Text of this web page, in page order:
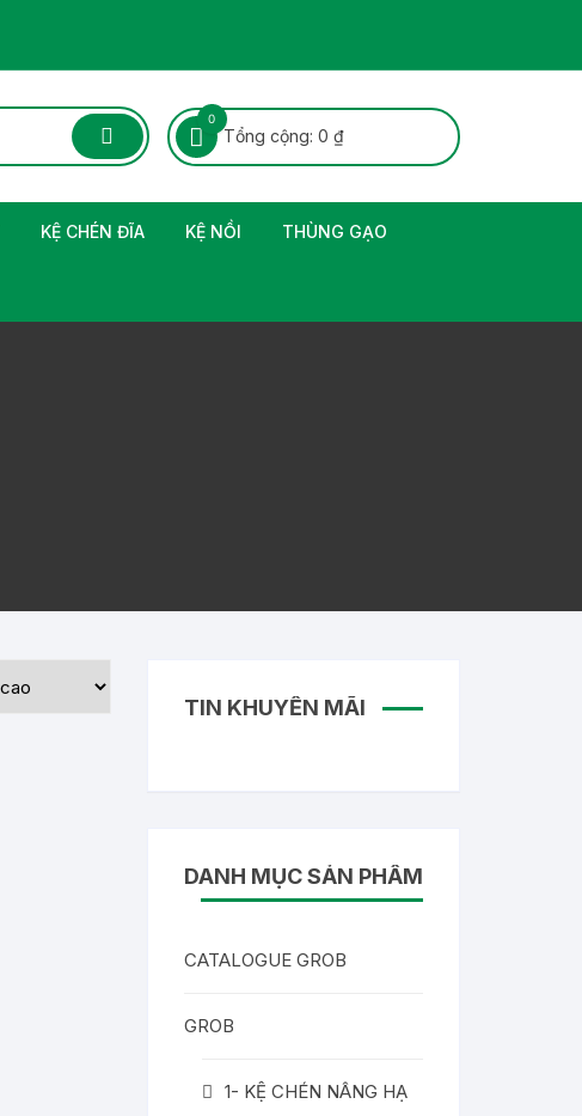
0
Tổng cộng: 0 ₫
KỆ CHÉN ĐĨA KỆ NỒI THÙNG GẠO
TIN KHUYẾN MÃI
DANH MỤC SẢN PHẨM
CATALOGUE GROB
GROB
1- KỆ CHÉN NÂNG HẠ